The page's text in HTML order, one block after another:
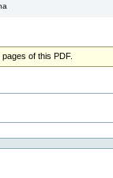
of this PDF.